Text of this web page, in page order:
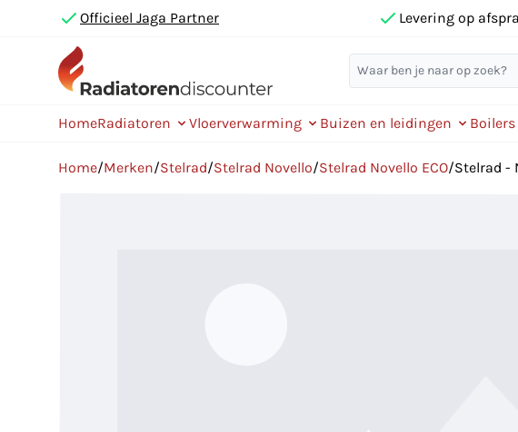
Officieel Jaga Partner Levering op
HomeRadiatoren Vloerverwarming Buizen en leidingen Boilers
Home/Merken/Stelrad/Stelrad Novello/Stelrad Novello ECO/Stelrad -